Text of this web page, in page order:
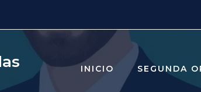
INICIO SEGUNDA